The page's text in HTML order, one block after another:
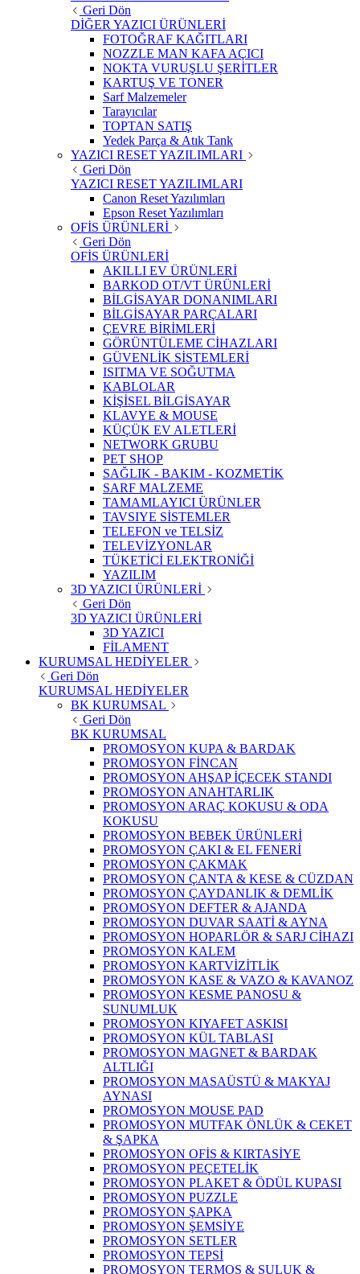
Geri Dön
DİĞER YAZICI ÜRÜNLERİ
FOTOĞRAF KAĞITLARI
NOZZLE MAN KAFA AÇICI
NOKTA VURUŞLU ŞERİTLER
KARTUŞ VE TONER
Sarf Malzemeler
Tarayıcılar
TOPTAN SATIŞ
Yedek Parça & Atık Tank
YAZICI RESET YAZILIMLARI
Geri Dön
YAZICI RESET YAZILIMLARI
Canon Reset Yazılımları
Epson Reset Yazılımları
OFİS ÜRÜNLERİ
Geri Dön
OFİS ÜRÜNLERİ
AKILLI EV ÜRÜNLERİ
BARKOD OT/VT ÜRÜNLERİ
BİLGİSAYAR DONANIMLARI
BİLGİSAYAR PARÇALARI
ÇEVRE BİRİMLERİ
GÖRÜNTÜLEME CİHAZLARI
GÜVENLİK SİSTEMLERİ
ISITMA VE SOĞUTMA
KABLOLAR
KİŞİSEL BİLGİSAYAR
KLAVYE & MOUSE
KÜÇÜK EV ALETLERİ
NETWORK GRUBU
PET SHOP
SAĞLIK - BAKIM - KOZMETİK
SARF MALZEME
TAMAMLAYICI ÜRÜNLER
TAVSIYE SİSTEMLER
TELEFON ve TELSİZ
TELEVİZYONLAR
TÜKETİCİ ELEKTRONİĞİ
YAZILIM
3D YAZICI ÜRÜNLERİ
Geri Dön
3D YAZICI ÜRÜNLERİ
3D YAZICI
FİLAMENT
KURUMSAL HEDİYELER
Geri Dön
KURUMSAL HEDİYELER
BK KURUMSAL
Geri Dön
BK KURUMSAL
PROMOSYON KUPA & BARDAK
PROMOSYON FİNCAN
PROMOSYON AHŞAP İÇECEK STANDI
PROMOSYON ANAHTARLIK
PROMOSYON ARAÇ KOKUSU & ODA
KOKUSU
PROMOSYON BEBEK ÜRÜNLERİ
PROMOSYON ÇAKI & EL FENERİ
PROMOSYON ÇAKMAK
PROMOSYON ÇANTA & KESE & CÜZDAN
PROMOSYON ÇAYDANLIK & DEMLİK
PROMOSYON DEFTER & AJANDA
PROMOSYON DUVAR SAATİ & AYNA
PROMOSYON HOPARLÖR & SARJ CİHAZI
PROMOSYON KALEM
PROMOSYON KARTVİZİTLİK
PROMOSYON KASE & VAZO & KAVANOZ
PROMOSYON KESME PANOSU &
SUNUMLUK
PROMOSYON KIYAFET ASKISI
PROMOSYON KÜL TABLASI
PROMOSYON MAGNET & BARDAK
ALTLIĞI
PROMOSYON MASAÜSTÜ & MAKYAJ
AYNASI
PROMOSYON MOUSE PAD
PROMOSYON MUTFAK ÖNLÜK & CEKET
& ŞAPKA
PROMOSYON OFİS & KIRTASİYE
PROMOSYON PEÇETELİK
PROMOSYON PLAKET & ÖDÜL KUPASI
PROMOSYON PUZZLE
PROMOSYON ŞAPKA
PROMOSYON ŞEMSİYE
PROMOSYON SETLER
PROMOSYON TEPSİ
PROMOSYON TERMOS & SULUK &